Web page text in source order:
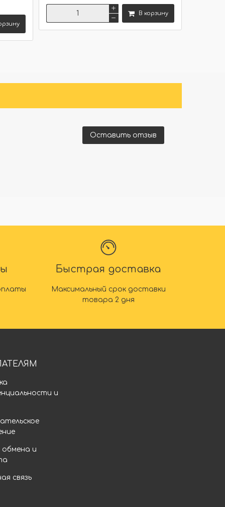
В корзину
Оставить отзыв
Быстрая доставка
Максимальный срок доставки
товара 2 дня
и
обмена и
связь